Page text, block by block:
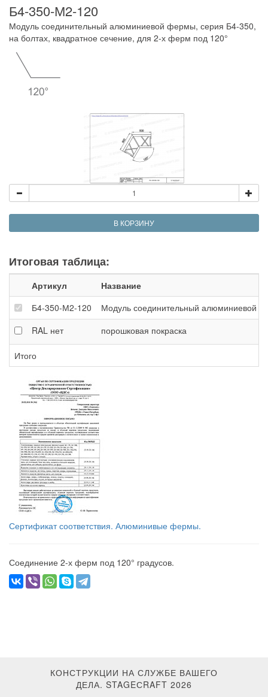
Б4-350-М2-120
Модуль соединительный алюминиевой фермы, серия Б4-350,
на болтах, квадратное сечение, для 2-х ферм под 120°
В КОРЗИНУ
Итоговая таблица:
Артикул
Название
Б4-350-М2-120
Модуль соединительный алюминиевой
RAL нет порошковая покраска
Итого
Сертификат соответствия. Алюминивые фермы.
Соединение 2-х ферм под 120° градусов.
КОНСТРУКЦИИ НА СЛУЖБЕ ВАШЕГО
ДЕЛА. STAGEСRAFT 2026